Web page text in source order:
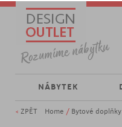
< ZPĚT Home / Bytové doplňky
NÁBYTEK